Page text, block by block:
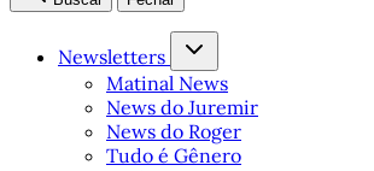
Newsletters
Matinal News
News do Juremir
News do Roger
Tudo é Gênero